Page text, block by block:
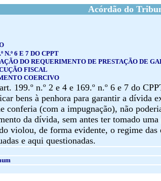
Acórdão do
N.º 6 E 7 DO CPPT
DO REQUERIMENTO DE PRESTAÇÃO DE
FISCAL
COERCIVO
199.º n.º 2 e 4 e 169.º n.º 6 e 7 do
bens à penhora para garantir a dívida
conferia (com a impugnação), não
da dívida, sem antes ter tomado
violou, de forma evidente, o regime das
e aqui questionadas.